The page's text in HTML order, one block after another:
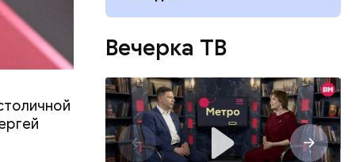
в
—
Вечерка ТВ